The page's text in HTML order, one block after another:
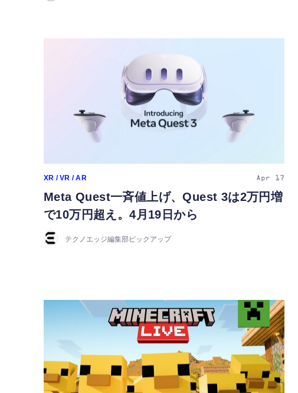
XR / VR / AR Apr 17
Meta Quest一斉値上げ、Quest 3は2万円増
で10万円超え。4月19日から
テクノエッジ編集部ピックアップ